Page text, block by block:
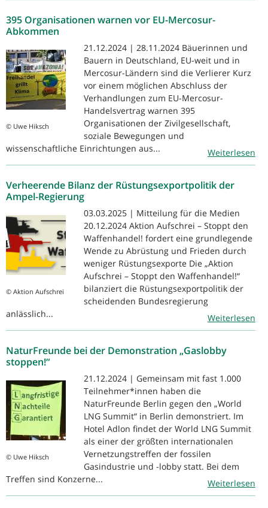
395 Organisationen warnen vor EU-Mercosur-
Abkommen
© Uwe Hiksch
21.12.2024 | 28.11.2024 Bäuerinnen und
Bauern in Deutschland, EU-weit und in
Mercosur-Ländern sind die Verlierer Kurz
vor einem möglichen Abschluss der
Verhandlungen zum EU-Mercosur-
Handelsvertrag warnen 395
Organisationen der Zivilgesellschaft,
soziale Bewegungen und
wissenschaftliche Einrichtungen aus...
Weiterlesen
Verheerende Bilanz der Rüstungsexportpolitik der
Ampel-Regierung
© Aktion Aufschrei
03.03.2025 | Mitteilung für die Medien
20.12.2024 Aktion Aufschrei – Stoppt den
Waffenhandel! fordert eine grundlegende
Wende zu Abrüstung und Frieden durch
weniger Rüstungsexporte Die „Aktion
Aufschrei – Stoppt den Waffenhandel!“
bilanziert die Rüstungsexportpolitik der
scheidenden Bundesregierung
anlässlich...
Weiterlesen
NaturFreunde bei der Demonstration „Gaslobby
stoppen!“
© Uwe Hiksch
21.12.2024 | Gemeinsam mit fast 1.000
Teilnehmer*innen haben die
NaturFreunde Berlin gegen den „World
LNG Summit“ in Berlin demonstriert. Im
Hotel Adlon findet der World LNG Summit
als einer der größten internationalen
Vernetzungstreffen der fossilen
Gasindustrie und -lobby statt. Bei dem
Treffen sind Konzerne...
Weiterlesen